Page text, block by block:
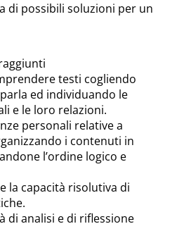
di possibili soluzioni per un
testi cogliendo
ed individuando le
e le loro relazioni.
personali relative a
i contenuti in
l’ordine logico e
la capacità risolutiva di
di analisi e di riflessione